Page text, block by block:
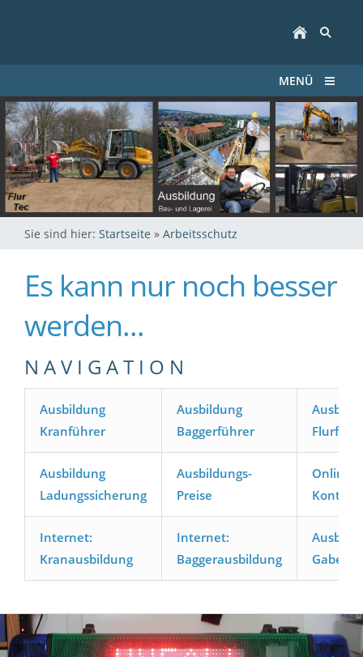
MENÜ
Sie sind hier: Startseite » Arbeitsschutz
Es kann nur noch besser
werden...
N A V I G A T I O N
Ausbildung
Kranführer
Ausbildung
Baggerführer
Ausbildung
Ladungssicherung
Ausbildungs-
Preise
Online-
Kontakt
Internet:
Kranausbildung
Internet:
Baggerausbildung